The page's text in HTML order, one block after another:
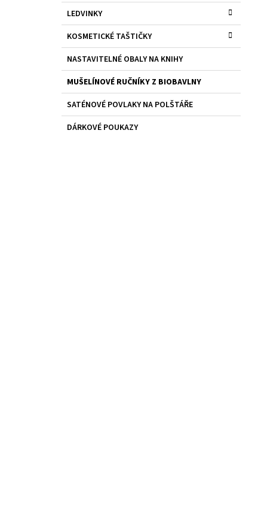
OLEDVINKY
KOSMETICKÉ TAŠTIČKY
NASTAVITELNÉ OBALY NA KNIHY
MUŠELÍNOVÉ RUČNÍKY Z BIOBAVLNY
SATÉNOVÉ POVLAKY NA POLŠTÁŘE
DÁRKOVÉ POUKAZY